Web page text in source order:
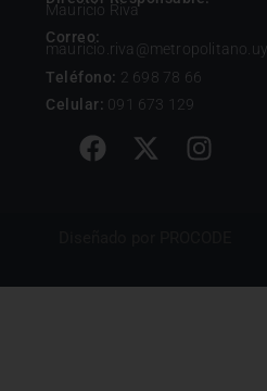
Mauricio Riva
Correo:
mauricio.riva@metropolitano.uy
Teléfono: 2 698 78 66
Celular: 091 673 129